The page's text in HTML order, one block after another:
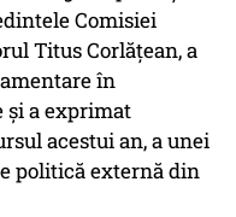
Comisiei
Titus Corlățean, a
în
și a exprimat
acestui an, a unei
politică externă din